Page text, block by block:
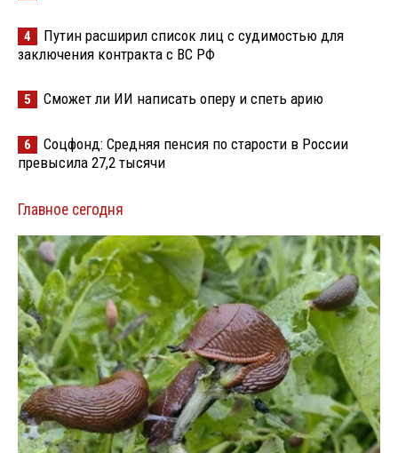
4
Путин расширил список лиц с судимостью для
заключения контракта с ВС РФ
5 Сможет ли ИИ написать оперу и спеть арию
6
Соцфонд: Средняя пенсия по старости в России
превысила 27,2 тысячи
Главное сегодня